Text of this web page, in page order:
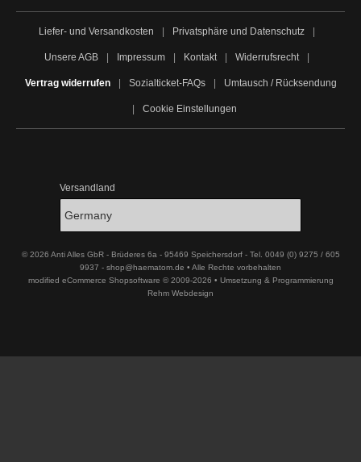
Liefer- und Versandkosten | Privatsphäre und Datenschutz |
Unsere AGB | Impressum | Kontakt | Widerrufsrecht |
Vertrag widerrufen | Sozialticket-FAQs | Umtausch / Rücksendung
| Cookie Einstellungen
Versandland
© 2026 Anti Alles GbR - Brüderes 6a - 95469 Speichersdorf - Tel. 0049 (0) 9275 / 605
9937 - shop@haematom.de • Alle Rechte vorbehalten
modified eCommerce Shopsoftware © 2009-2026 • Umsetzung & Programmierung
Rehm Webdesign